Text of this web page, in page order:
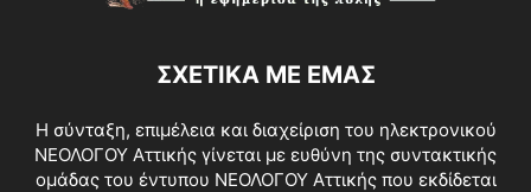
ΣΧΕΤΙΚΑ ΜΕ ΕΜΑΣ
Η σύνταξη, επιμέλεια και διαχείριση του ηλεκτρονικού
ΝΕΟΛΟΓΟΥ Αττικής γίνεται με ευθύνη της συντακτικής
ομάδας του έντυπου ΝΕΟΛΟΓΟΥ Αττικής που εκδίδεται